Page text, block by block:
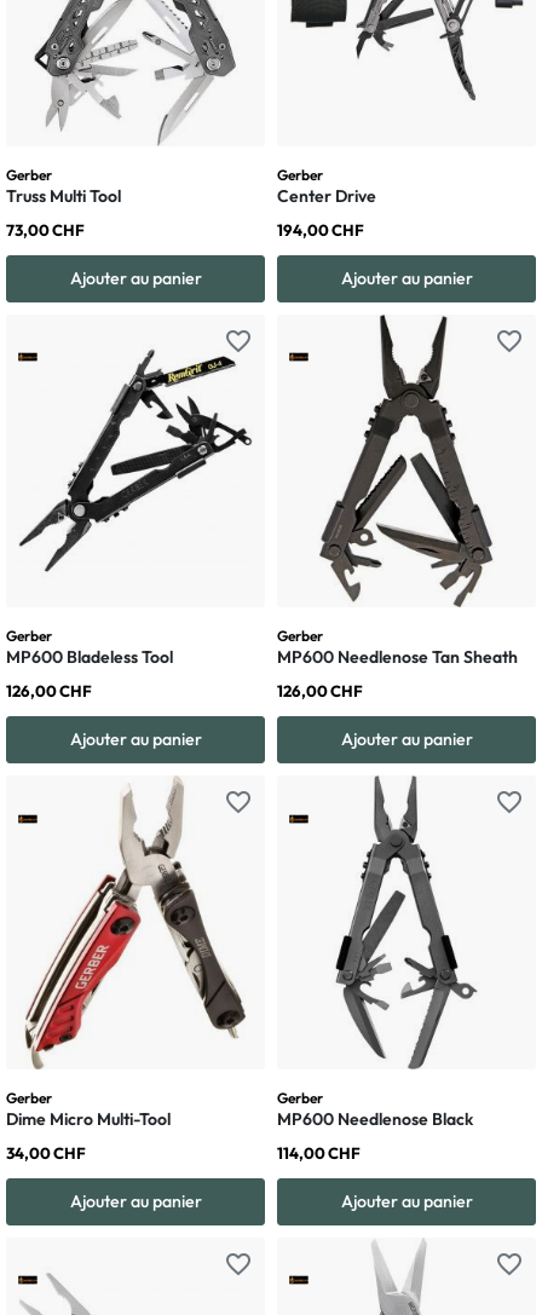
Gerber
Truss Multi Tool
73,00 CHF
Ajouter au panier
Gerber
Center Drive
194,00 CHF
Ajouter au panier
favorite_border
Gerber
MP600 Bladeless Tool
126,00 CHF
Ajouter au panier
favorite_border
Gerber
MP600 Needlenose Tan Sheath
126,00 CHF
Ajouter au panier
favorite_border
Gerber
Dime Micro Multi-Tool
34,00 CHF
Ajouter au panier
favorite_border
Gerber
MP600 Needlenose Black
114,00 CHF
Ajouter au panier
favorite_border favorite_border